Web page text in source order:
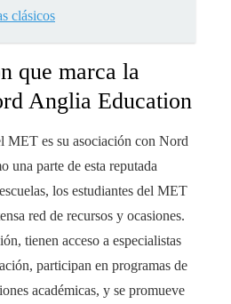
clásicos
que marca la
Anglia Education
MET es su asociación con Nord
una parte de esta reputada
los estudiantes del MET
red de recursos y ocasiones.
tienen acceso a especialistas
participan en programas de
académicas, y se promueve